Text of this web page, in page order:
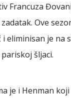
Francuza
Ove
i eliminisan je na
šljaci.
je i Henman